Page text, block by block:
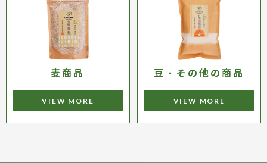
麦商品
VIEW MORE
豆・その他の商品
VIEW MORE